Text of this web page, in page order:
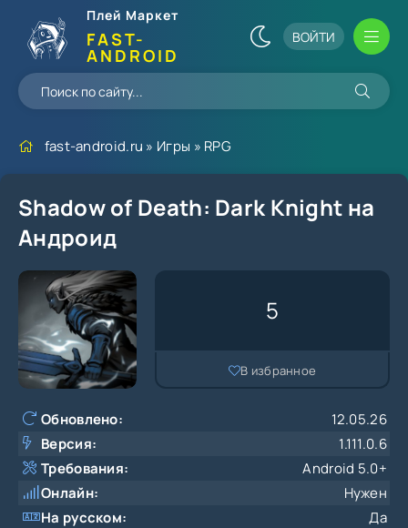
Плей Маркет
FAST-
ANDROID
ВОЙТИ
fast-android.ru » Игры » RPG
Shadow of Death: Dark Knight на
Андроид
Обновлено:
12.05.26
Версия:
1.111.0.6
Требования:
Android 5.0+
Онлайн:
Нужен
На русском:
Да
5
В избранное